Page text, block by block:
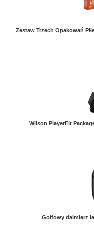
Zestaw Trzech Opakowań
Wilson PlayerFit
Golfowy dalmierz